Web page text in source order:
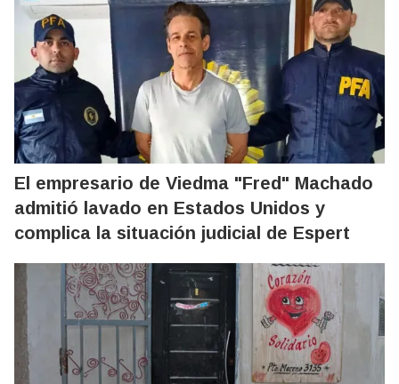
El empresario de Viedma "Fred" Machado
admitió lavado en Estados Unidos y
complica la situación judicial de Espert